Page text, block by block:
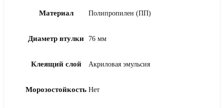
Материал Полипропилен (ПП)
Диаметр втулки 76 мм
Клеящий слой Акриловая эмульсия
Морозостойкость Нет